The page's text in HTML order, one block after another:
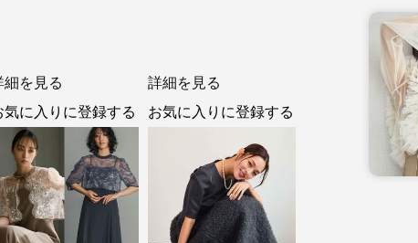
細を見る
気に入りに登録する
詳細を見る
お気に入りに登録する